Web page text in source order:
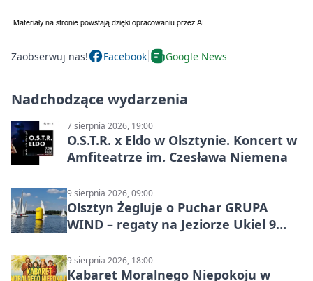
Zaobserwuj nas! Facebook Google News
Nadchodzące wydarzenia
7 sierpnia 2026, 19:00
O.S.T.R. x Eldo w Olsztynie. Koncert w
Amfiteatrze im. Czesława Niemena
9 sierpnia 2026, 09:00
Olsztyn Żegluje o Puchar GRUPA
WIND – regaty na Jeziorze Ukiel 9
9 sierpnia 2026, 18:00
Kabaret Moralnego Niepokoju w